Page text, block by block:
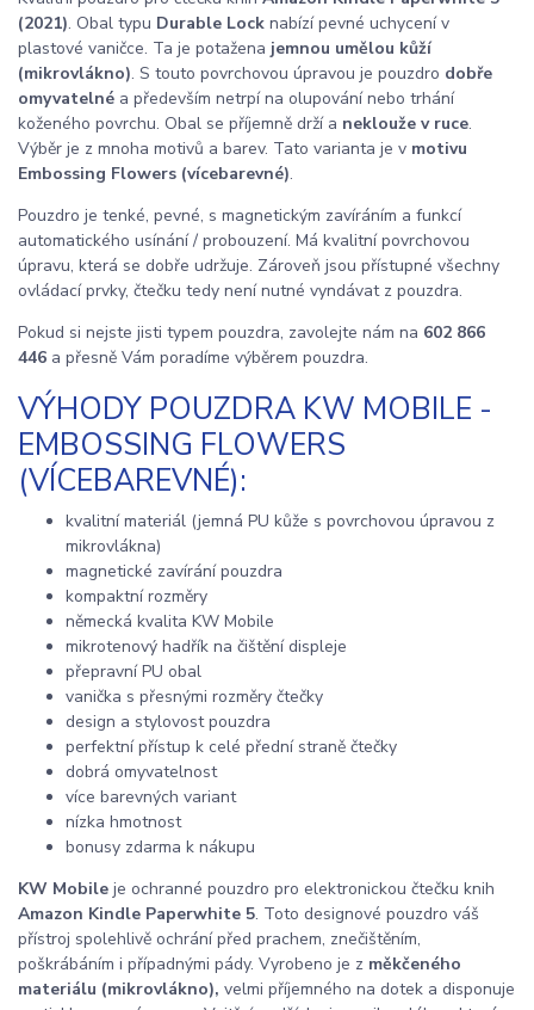
(2021). Obal typu Durable Lock nabízí pevné uchycení v
plastové vaničce. Ta je potažena jemnou umělou kůží
(mikrovlákno). S touto povrchovou úpravou je pouzdro dobře
omyvatelné a především netrpí na olupování nebo trhání
koženého povrchu. Obal se příjemně drží a neklouže v ruce.
Výběr je z mnoha motivů a barev. Tato varianta je v motivu
Embossing Flowers (vícebarevné).
Pouzdro je tenké, pevné, s magnetickým zavíráním a funkcí
automatického usínání / probouzení. Má kvalitní povrchovou
úpravu, která se dobře udržuje. Zároveň jsou přístupné všechny
ovládací prvky, čtečku tedy není nutné vyndávat z pouzdra.
Pokud si nejste jisti typem pouzdra, zavolejte nám na 602 866
446 a přesně Vám poradíme výběrem pouzdra.
VÝHODY POUZDRA KW MOBILE -
EMBOSSING FLOWERS
(VÍCEBAREVNÉ):
kvalitní materiál (jemná PU kůže s povrchovou úpravou z
mikrovlákna)
magnetické zavírání pouzdra
kompaktní rozměry
německá kvalita KW Mobile
mikrotenový hadřík na čištění displeje
přepravní PU obal
vanička s přesnými rozměry čtečky
design a stylovost pouzdra
perfektní přístup k celé přední straně čtečky
dobrá omyvatelnost
více barevných variant
nízka hmotnost
bonusy zdarma k nákupu
KW Mobile je ochranné pouzdro pro elektronickou čtečku knih
Amazon Kindle Paperwhite 5. Toto designové pouzdro váš
přístroj spolehlivě ochrání před prachem, znečištěním,
poškrábáním i případnými pády. Vyrobeno je z měkčeného
materiálu (mikrovlákno), velmi příjemného na dotek a disponuje